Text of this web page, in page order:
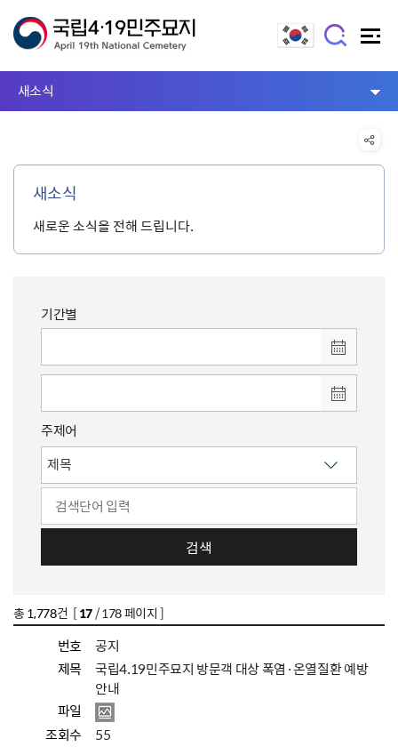
새소식
새소식
새로운 소식을 전해 드립니다.
기간별
주제어
검색
총 1,778건 [17/ 178 페이지 ]
번호
공지
제목
국립4.19민주묘지 방문객 대상 폭염·온열질환 예방
안내
파일
조회수
55